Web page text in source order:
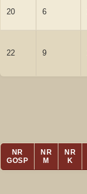
20 6
22 9
NR
GOSP
NR
M
NR
K